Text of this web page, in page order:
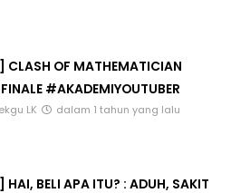
CLASH OF MATHEMATICIAN
#AKADEMIYOUTUBER
LK dalam 1 tahun yang lalu
HAI, BELI APA ITU? : ADUH, SAKIT